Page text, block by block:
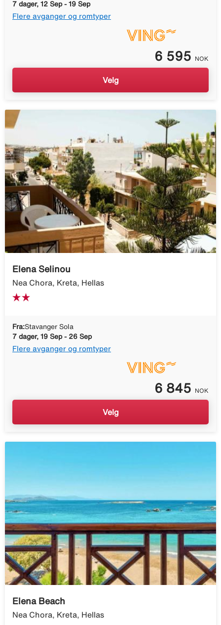
7 dager, 12 Sep - 19 Sep
Flere avganger og romtyper
6 595 NOK
Velg
Elena Selinou
Nea Chora, Kreta, Hellas
Fra:Stavanger Sola
7 dager, 19 Sep - 26 Sep
Flere avganger og romtyper
6 845 NOK
Velg
Elena Beach
Nea Chora, Kreta, Hellas